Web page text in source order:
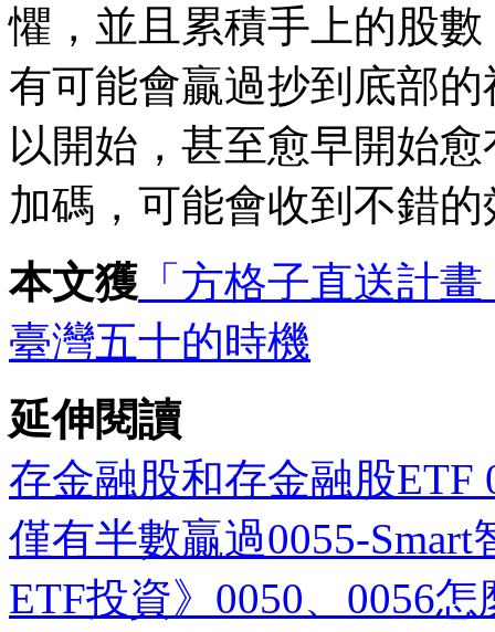
懼，並且累積手上的股
有可能會贏過抄到底部
以開始，甚至愈早開始
加碼，可能會收到不錯
本文獲 「方格子直送計畫
臺灣五十的時機
延伸閱讀
存金融股和存金融股ETF
僅有半數贏過0055-Smart
ETF投資》0050、0056